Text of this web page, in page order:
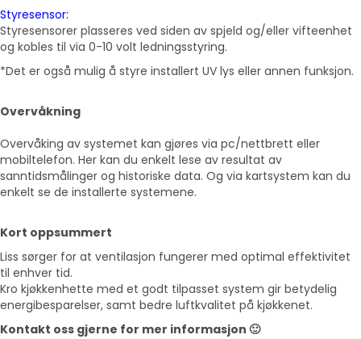
Styresensor:
Styresensorer plasseres ved siden av spjeld og/eller vifteenhet
og kobles til via 0-10 volt ledningsstyring.
*Det er også mulig å styre installert UV lys eller annen funksjon.
Overvåkning
Overvåking av systemet kan gjøres via pc/nettbrett eller
mobiltelefon. Her kan du enkelt lese av resultat av
sanntidsmålinger og historiske data. Og via kartsystem kan du
enkelt se de installerte systemene.
Kort oppsummert
Liss sørger for at ventilasjon fungerer med optimal effektivitet
til enhver tid.
Kro kjøkkenhette med et godt tilpasset system gir betydelig
energibesparelser, samt bedre luftkvalitet på kjøkkenet.
Kontakt oss gjerne for mer informasjon 🙂